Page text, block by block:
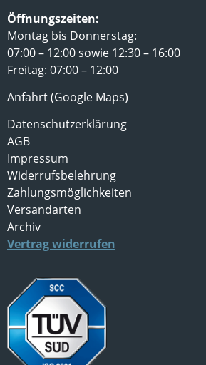
Öffnungszeiten:
Montag bis Donnerstag:
07:00 – 12:00 sowie 12:30 – 16:00
Freitag: 07:00 – 12:00
Anfahrt (Google Maps)
Datenschutzerklärung
AGB
Impressum
Widerrufsbelehrung
Zahlungsmöglichkeiten
Versandarten
Archiv
Vertrag widerrufen